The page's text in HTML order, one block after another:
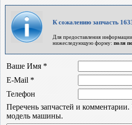
К сожалению запчасть
Для предоставления
нижеследующую форму: поля
Ваше Имя *
E-Mail *
Телефон
Перечень запчастей и
модель машины.